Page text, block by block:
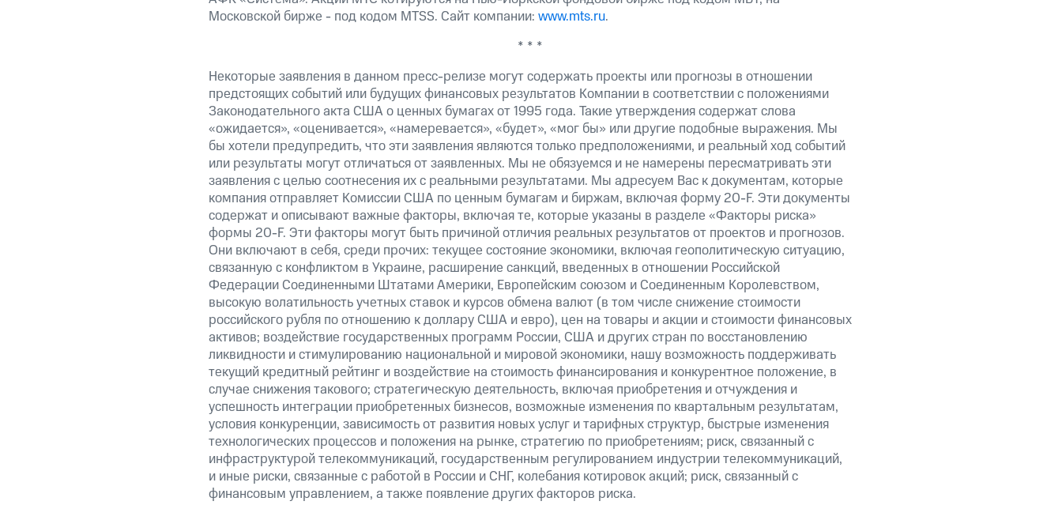
Московской бирже - под кодом MTSS. Сайт компании: www.mts.ru.
* * *
Некоторые заявления в данном пресс-релизе могут содержать проекты или прогнозы в отношении
предстоящих событий или будущих финансовых результатов Компании в соответствии с положениями
Законодательного акта США о ценных бумагах от 1995 года. Такие утверждения содержат слова
«ожидается», «оценивается», «намеревается», «будет», «мог бы» или другие подобные выражения. Мы
бы хотели предупредить, что эти заявления являются только предположениями, и реальный ход событий
или результаты могут отличаться от заявленных. Мы не обязуемся и не намерены пересматривать эти
заявления с целью соотнесения их с реальными результатами. Мы адресуем Вас к документам, которые
компания отправляет Комиссии США по ценным бумагам и биржам, включая форму 20-F. Эти документы
содержат и описывают важные факторы, включая те, которые указаны в разделе «Факторы риска»
формы 20-F. Эти факторы могут быть причиной отличия реальных результатов от проектов и прогнозов.
Они включают в себя, среди прочих: текущее состояние экономики, включая геополитическую ситуацию,
связанную с конфликтом в Украине, расширение санкций, введенных в отношении Российской
Федерации Соединенными Штатами Америки, Европейским союзом и Соединенным Королевством,
высокую волатильность учетных ставок и курсов обмена валют (в том числе снижение стоимости
российского рубля по отношению к доллару США и евро), цен на товары и акции и стоимости финансовых
активов; воздействие государственных программ России, США и других стран по восстановлению
ликвидности и стимулированию национальной и мировой экономики, нашу возможность поддерживать
текущий кредитный рейтинг и воздействие на стоимость финансирования и конкурентное положение, в
случае снижения такового; стратегическую деятельность, включая приобретения и отчуждения и
успешность интеграции приобретенных бизнесов, возможные изменения по квартальным результатам,
условия конкуренции, зависимость от развития новых услуг и тарифных структур, быстрые изменения
технологических процессов и положения на рынке, стратегию по приобретениям; риск, связанный с
инфраструктурой телекоммуникаций, государственным регулированием индустрии телекоммуникаций,
и иные риски, связанные с работой в России и СНГ, колебания котировок акций; риск, связанный с
финансовым управлением, а также появление других факторов риска.